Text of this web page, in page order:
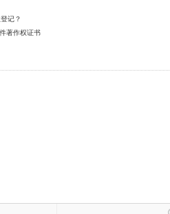
记？
著作权证书